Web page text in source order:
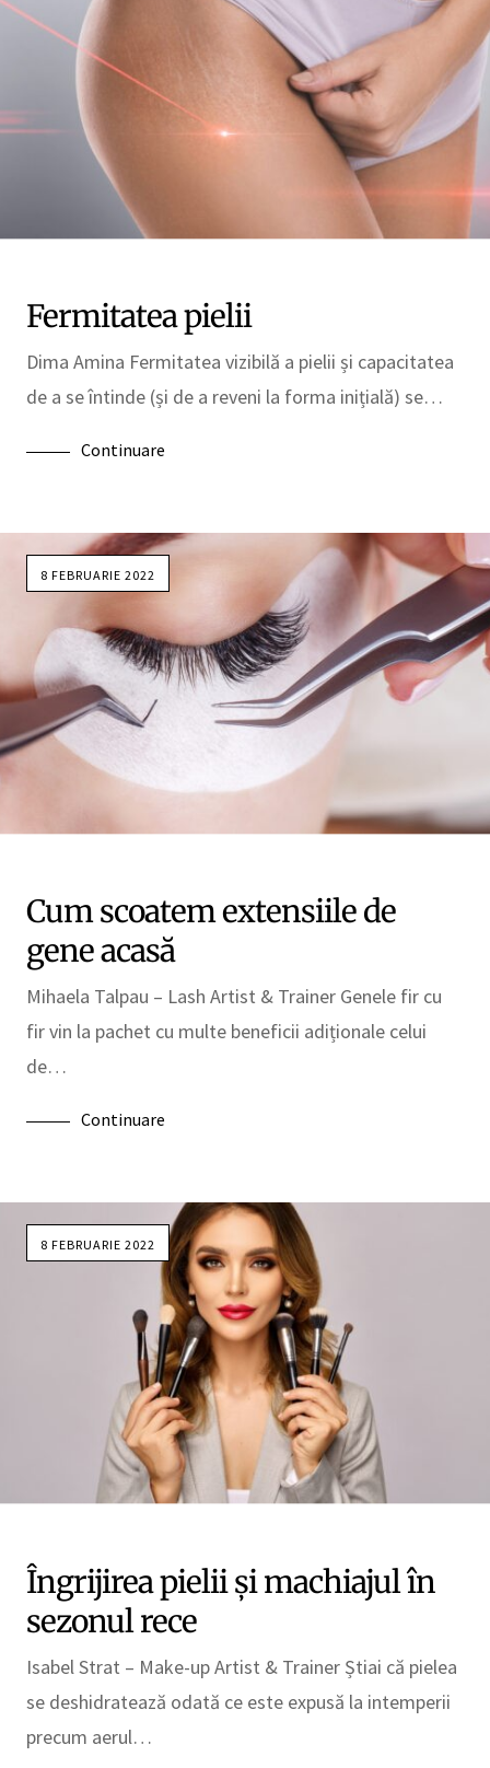
Fermitatea pielii
Dima Amina Fermitatea vizibilă a pielii și capacitatea
de a se întinde (și de a reveni la forma inițială) se…
Continuare
8 FEBRUARIE 2022
Cum scoatem extensiile de
gene acasă
Mihaela Talpau – Lash Artist & Trainer Genele fir cu
fir vin la pachet cu multe beneficii adiționale celui
de…
Continuare
8 FEBRUARIE 2022
Îngrijirea pielii și machiajul în
sezonul rece
Isabel Strat – Make-up Artist & Trainer Știai că pielea
se deshidratează odată ce este expusă la intemperii
precum aerul…